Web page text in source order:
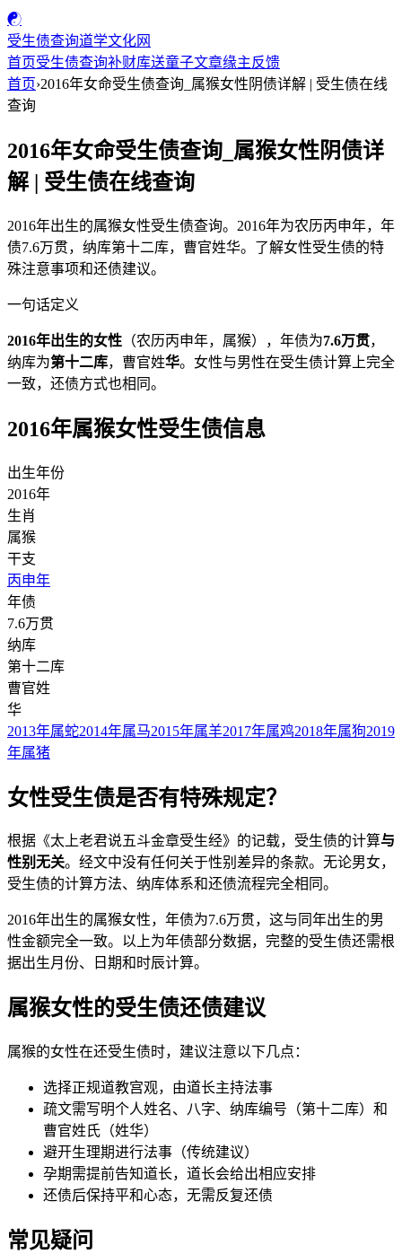
☯
受生债查询道学文化网
首页受生债查询补财库送童子文章缘主反馈
首页›2016年女命受生债查询_属猴女性阴债详解 | 受生债在线
查询
2016年女命受生债查询_属猴女性阴债详
解 | 受生债在线查询
2016年出生的属猴女性受生债查询。2016年为农历丙申年，年
债7.6万贯，纳库第十二库，曹官姓华。了解女性受生债的特
殊注意事项和还债建议。
一句话定义
2016年出生的女性 （农历丙申年，属猴），年债为7.6万贯，
纳库为第十二库，曹官姓华。女性与男性在受生债计算上完全
一致，还债方式也相同。
2016年属猴女性受生债信息
出生年份
2016年
生肖
属猴
干支
丙申年
年债
7.6万贯
纳库
第十二库
曹官姓
华
2013年属蛇2014年属马2015年属羊2017年属鸡2018年属狗2019
年属猪
女性受生债是否有特殊规定？
根据《太上老君说五斗金章受生经》的记载，受生债的计算与
性别无关。经文中没有任何关于性别差异的条款。无论男女，
受生债的计算方法、纳库体系和还债流程完全相同。
2016年出生的属猴女性，年债为7.6万贯，这与同年出生的男
性金额完全一致。以上为年债部分数据，完整的受生债还需根
据出生月份、日期和时辰计算。
属猴女性的受生债还债建议
属猴的女性在还受生债时，建议注意以下几点：
选择正规道教宫观，由道长主持法事
疏文需写明个人姓名、八字、纳库编号（第十二库）和
曹官姓氏（姓华）
避开生理期进行法事（传统建议）
孕期需提前告知道长，道长会给出相应安排
还债后保持平和心态，无需反复还债
常见疑问